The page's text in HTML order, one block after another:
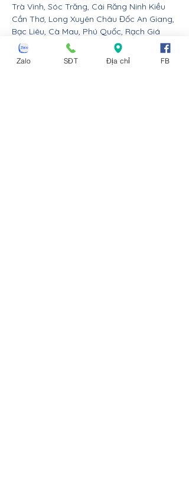
Trà Vinh, Sóc Trăng, Cái Răng Ninh Kiều
Cần Thơ, Long Xuyên Châu Đốc An Giang,
Bạc Liêu, Cà Mau, Phú Quốc, Rạch Giá
Kiên Giang.
Zalo SĐT Địa chỉ FB